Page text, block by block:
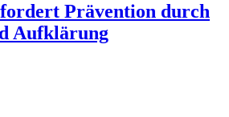
Prävention durch
Aufklärung